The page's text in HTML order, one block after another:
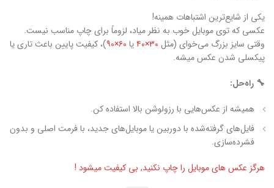
یکی از شایع‌ترین اشتباهات همینه!
عکسی که توی موبایل خوب به نظر میاد، لزوماً برای چاپ مناسب نیست.
وقتی سایز بزرگ می‌خوای (مثل ۳۰×۴۰ یا ۶۰×۹۰
)، کیفیت پایین باعث تاری یا
پیکسلی شدن عکس میشه.
🔧 راه‌حل:
همیشه از عکس‌هایی با رزولوشن بالا استفاده کن.
فایل‌های گرفته‌شده با دوربین یا موبایل‌های جدید، با فرمت اصلی و بدون
فشرده‌سازی.
هرگز عکس های موبایل را چاپ نکنید, بی کیفیت میشود !